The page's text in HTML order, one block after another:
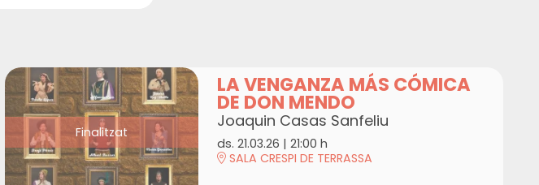
Finalitzat
LA VENGANZA MÁS CÓMICA
DE DON MENDO
Joaquin Casas Sanfeliu
ds. 21.03.26 | 21:00 h
SALA CRESPI DE TERRASSA